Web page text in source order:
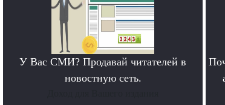
У Вас СМИ? Продавай читателей в
новостную сеть.